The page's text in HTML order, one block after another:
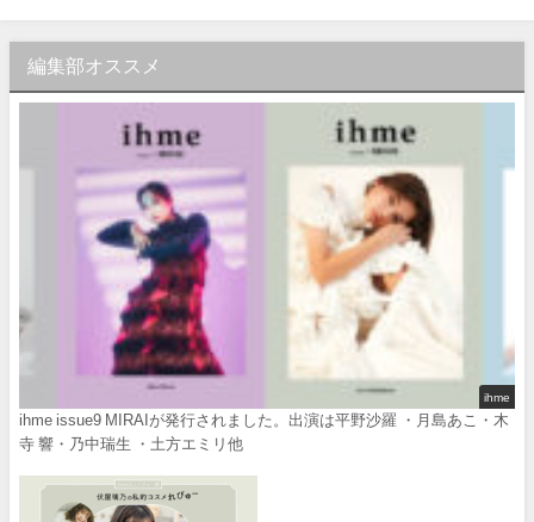
編集部オススメ
ihme
ihme issue9 MIRAIが発行されました。出演は平野沙羅 ・月島あこ・木
寺 響・乃中瑞生 ・土方エミリ他